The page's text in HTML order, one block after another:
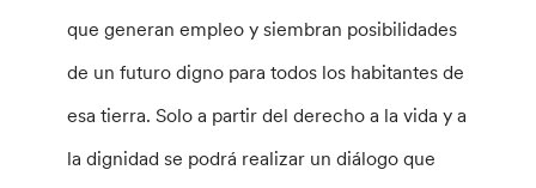
que generan empleo y siembran posibilidades
de un futuro digno para todos los habitantes de
esa tierra. Solo a partir del derecho a la vida y a
la dignidad se podrá realizar un diálogo que